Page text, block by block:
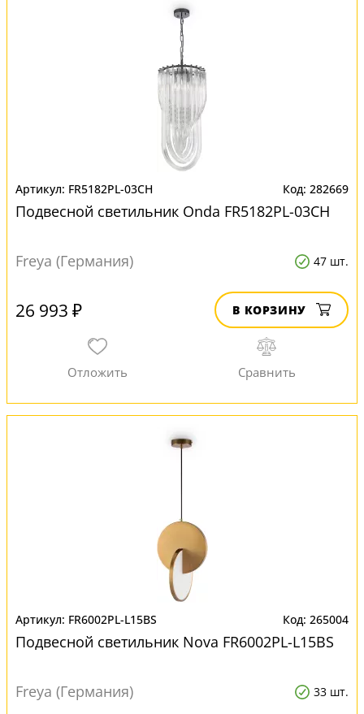
FR5182PL-03CH 282669
Подвесной светильник Onda FR5182PL-03CH
Freya (Германия) 47 шт.
26 993 ₽ В КОРЗИНУ
FR6002PL-L15BS 265004
Подвесной светильник Nova FR6002PL-L15BS
Freya (Германия) 33 шт.